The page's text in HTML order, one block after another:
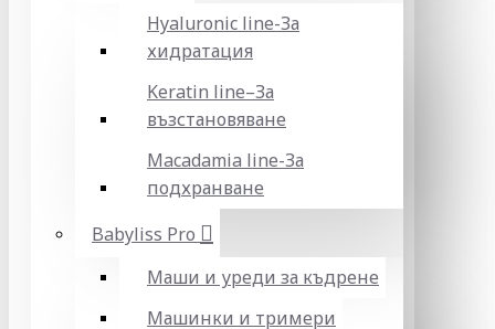
Hyaluronic line-За
хидратация
Keratin line–За
възстановяване
Macadamia line-За
подхранване
Babyliss Pro
Маши и уреди за къдрене
Машинки и тримери